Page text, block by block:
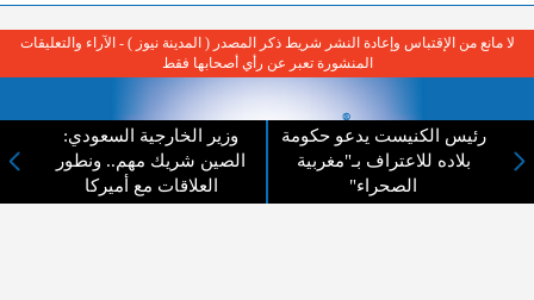
رئيس الكنيست يدعو حكومة
بلاده للاعتراف بـ"مغربية
الصحراء"
وزير الخارجية السعودي:
الصين شريك مهم.. ونطور
العلاقات مع أميركا
لا مانع من الإقتباس وإعادة النشر شريط ذكر المصدر ( المدينة نيوز ) - الآراء والتعليقات
المنشورة تعبر عن رأي أصحابها فقط